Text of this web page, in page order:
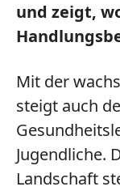
und zeigt,
Mit der
steigt auch
Jugendliche.
Landschaft